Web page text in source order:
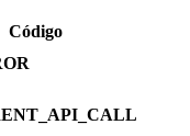
Código